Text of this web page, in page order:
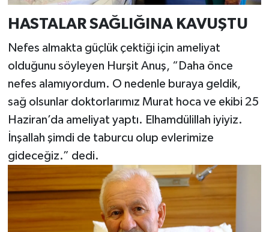
HASTALAR SAĞLIĞINA KAVUŞTU
Nefes almakta güçlük çektiği için ameliyat
olduğunu söyleyen Hurşit Anuş, “Daha önce
nefes alamıyordum. O nedenle buraya geldik,
sağ olsunlar doktorlarımız Murat hoca ve ekibi 25
Haziran’da ameliyat yaptı. Elhamdülillah iyiyiz.
İnşallah şimdi de taburcu olup evlerimize
gideceğiz.” dedi.